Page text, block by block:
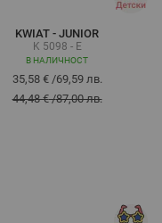
KWIAT - JUNIOR
K 5098 - E
В НАЛИЧНОСТ
35,58 €/69,59 лв.
44,48 €/87,00 лв.